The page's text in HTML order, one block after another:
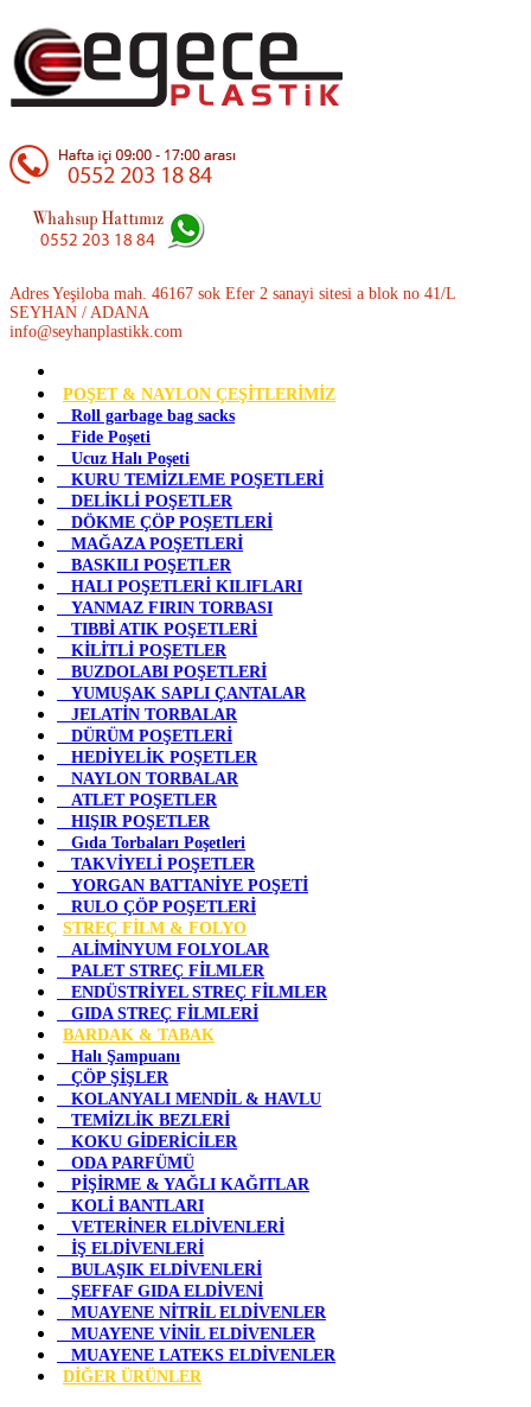
Adres Yeşiloba mah. 46167 sok Efer 2 sanayi sitesi a blok no 41/L
SEYHAN / ADANA
info@seyhanplastikk.com
POŞET & NAYLON ÇEŞİTLERİMİZ
Roll garbage bag sacks
Fide Poşeti
Ucuz Halı Poşeti
KURU TEMİZLEME POŞETLERİ
DELİKLİ POŞETLER
DÖKME ÇÖP POŞETLERİ
MAĞAZA POŞETLERİ
BASKILI POŞETLER
HALI POŞETLERİ KILIFLARI
YANMAZ FIRIN TORBASI
TIBBİ ATIK POŞETLERİ
KİLİTLİ POŞETLER
BUZDOLABI POŞETLERİ
YUMUŞAK SAPLI ÇANTALAR
JELATİN TORBALAR
DÜRÜM POŞETLERİ
HEDİYELİK POŞETLER
NAYLON TORBALAR
ATLET POŞETLER
HIŞIR POŞETLER
Gıda Torbaları Poşetleri
TAKVİYELİ POŞETLER
YORGAN BATTANİYE POŞETİ
RULO ÇÖP POŞETLERİ
STREÇ FİLM & FOLYO
ALİMİNYUM FOLYOLAR
PALET STREÇ FİLMLER
ENDÜSTRİYEL STREÇ FİLMLER
GIDA STREÇ FİLMLERİ
BARDAK & TABAK
Halı Şampuanı
ÇÖP ŞİŞLER
KOLANYALI MENDİL & HAVLU
TEMİZLİK BEZLERİ
KOKU GİDERİCİLER
ODA PARFÜMÜ
PİŞİRME & YAĞLI KAĞITLAR
KOLİ BANTLARI
VETERİNER ELDİVENLERİ
İŞ ELDİVENLERİ
BULAŞIK ELDİVENLERİ
ŞEFFAF GIDA ELDİVENİ
MUAYENE NİTRİL ELDİVENLER
MUAYENE VİNİL ELDİVENLER
MUAYENE LATEKS ELDİVENLER
DİĞER ÜRÜNLER